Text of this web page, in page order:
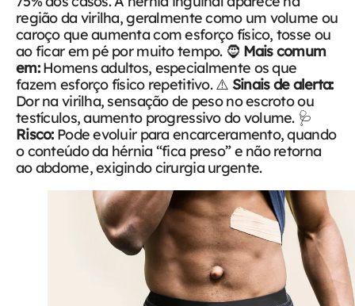
região da virilha, geralmente como um volume ou
caroço que aumenta com esforço físico, tosse ou
ao ficar em pé por muito tempo. 🧔 Mais comum
em:Homens adultos, especialmente os que
fazem esforço físico repetitivo. ⚠️ Sinais de alerta:
Dor na virilha, sensação de peso no escroto ou
testículos, aumento progressivo do volume. 🩺
Risco:Pode evoluir para encarceramento, quando
o conteúdo da hérnia “fica preso” e não retorna
ao abdome, exigindo cirurgia urgente.